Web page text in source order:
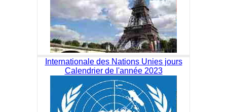
Internationale des Nations Unies jours
Calendrier de l'année 2023